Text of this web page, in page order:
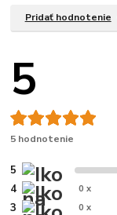
Pridať hodnotenie
5
5 hodnotenie
5
4 0 x
3 0 x